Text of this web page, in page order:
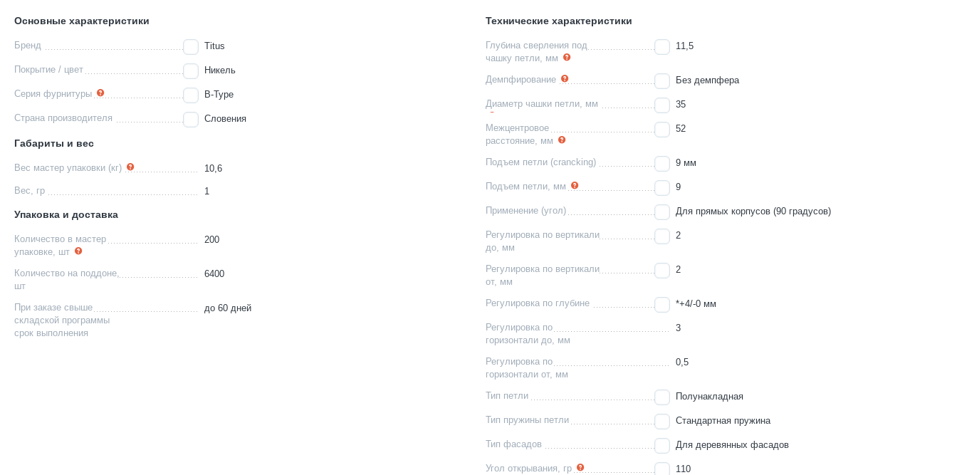
Основные характеристики
Бренд Titus
Покрытие / цвет Никель
Серия фурнитуры B-Type
Страна производителя Словения
Габариты и вес
Вес мастер упаковки (кг) 10,6
Вес, гр 1
Упаковка и доставка
Количество в мастер
упаковке, шт
200
Количество на поддоне,
шт
6400
При заказе свыше
складской программы
срок выполнения
до 60 дней
Технические характеристики
Глубина сверления под
чашку петли, мм
11,5
Демпфирование Без демпфера
Диаметр чашки петли, мм 35
Межцентровое
расстояние, мм
52
Подъем петли (crancking) 9 мм
Подъем петли, мм 9
Применение (угол) Для прямых корпусов (90 градусов)
Регулировка по вертикали
до, мм
2
Регулировка по вертикали
от, мм
2
Регулировка по глубине *+4/-0 мм
Регулировка по
горизонтали до, мм
3
Регулировка по
горизонтали от, мм
0,5
Тип петли Полунакладная
Тип пружины петли Стандартная пружина
Тип фасадов Для деревянных фасадов
Угол открывания, гр 110